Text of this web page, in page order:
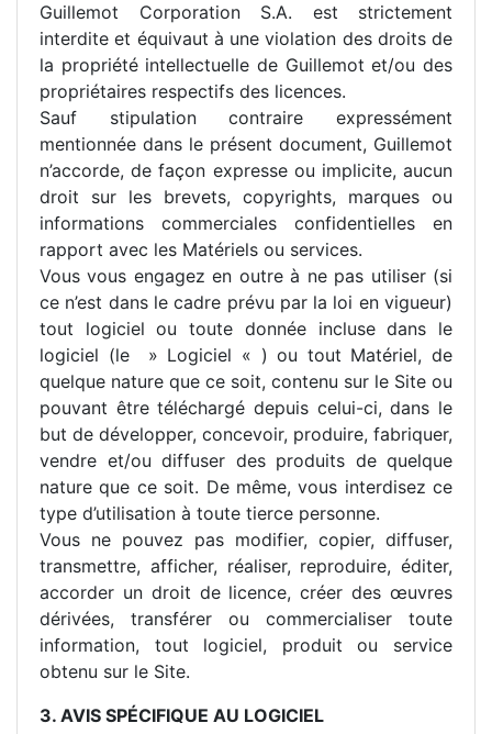
Guillemot Corporation S.A. est strictement
interdite et équivaut à une violation des droits de
la propriété intellectuelle de Guillemot et/ou des
propriétaires respectifs des licences.
Sauf stipulation contraire expressément
mentionnée dans le présent document, Guillemot
n’accorde, de façon expresse ou implicite, aucun
droit sur les brevets, copyrights, marques ou
informations commerciales confidentielles en
rapport avec les Matériels ou services.
Vous vous engagez en outre à ne pas utiliser (si
ce n’est dans le cadre prévu par la loi en vigueur)
tout logiciel ou toute donnée incluse dans le
logiciel (le » Logiciel « ) ou tout Matériel, de
quelque nature que ce soit, contenu sur le Site ou
pouvant être téléchargé depuis celui-ci, dans le
but de développer, concevoir, produire, fabriquer,
vendre et/ou diffuser des produits de quelque
nature que ce soit. De même, vous interdisez ce
type d’utilisation à toute tierce personne.
Vous ne pouvez pas modifier, copier, diffuser,
transmettre, afficher, réaliser, reproduire, éditer,
accorder un droit de licence, créer des œuvres
dérivées, transférer ou commercialiser toute
information, tout logiciel, produit ou service
obtenu sur le Site.
3. AVIS SPÉCIFIQUE AU LOGICIEL